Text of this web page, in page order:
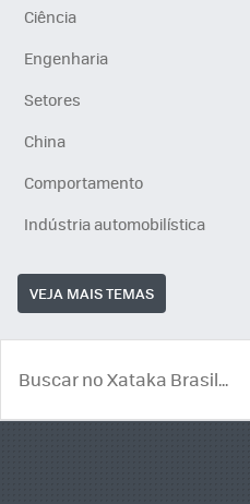
Ciência
Engenharia
Setores
China
Comportamento
Indústria automobilística
VEJA MAIS TEMAS